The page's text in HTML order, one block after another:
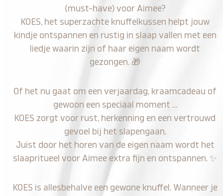
(must-have) voor Aimee?
KOES, het superzachte knuffelkussen helpt jouw
kindje ontspannen en rustig in slaap vallen met een
liedje waarin zijn of haar eigen naam wordt
gezongen. 🎁
Of het nu gaat om een verjaardag, kraamcadeau of
gewoon een speciaal moment …
KOES zorgt voor rust, herkenning en een vertrouwd
gevoel bij het slapengaan.
Juist door het horen van de eigen naam wordt het
slaapritueel voor Aimee extra fijn en ontspannen. ✨
KOES is allesbehalve een gewone knuffel. Wanneer je